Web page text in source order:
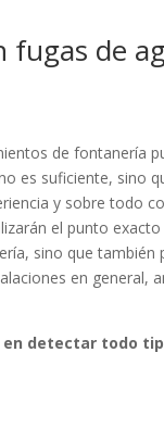
fugas de
de fontanería
es suficiente, sino
y sobre todo
el punto
sino que
en general,
en detectar todo